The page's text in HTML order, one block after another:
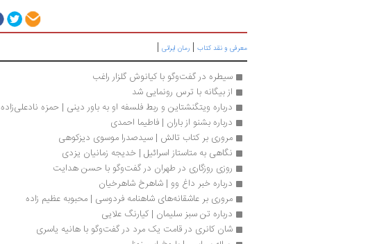
معرفی و نقد کتاب | رمان ایرانی |
سیطره در گفت‌وگو با کیانوش گلزار راغب
از بیگانه با ترس رونمایی شد
درباره وی‍ت‍گ‍ن‍ش‍ت‍ای‍ن‌ و رب‍ط ف‍ل‍س‍ف‍ه‌ او ب‍ه‌ ب‍اور دی‍ن‍ی‌ | حمزه نادعلی‌زاده
درباره بشنو از باران | فاطیما احمدی
مروری بر کتاب تالش | سیدصدرا موسوی دیزکوهی
نگاهی به متاستاز اسرائیل | خدیجه زمانیان یزدی
روزی روزگاری در طهران در گفت‌وگو با حسن هدایت
درباره خبر داغ وو | شاهرخ شاهرخیان
مروری بر عاشقانه‌های شاهنامه فردوسی | محبوبه عظیم زاده
درباره تن سبز سلیمان | کیارنگ علایی
شان کانری در قامت یک مرد در گفت‌وگو با هانیه یاسری